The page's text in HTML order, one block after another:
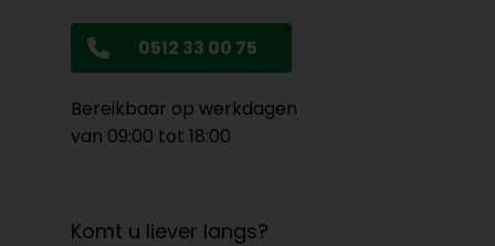
0512 33 00 75
Bereikbaar op werkdagen
van 09:00 tot 18:00
Komt u liever langs?